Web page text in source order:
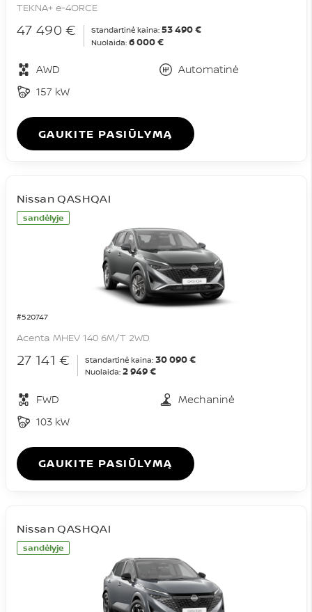
TEKNA+ e-4ORCE
47 490 € Standartinė kaina: 53 490 €
Nuolaida: 6 000 €
AWD
Automatinė
157 kW
GAUKITE PASIŪLYMĄ
sandėlyje
#520747
Nissan QASHQAI
Acenta MHEV 140 6M/T 2WD
27 141 € Standartinė kaina: 30 090 €
Nuolaida: 2 949 €
FWD
Mechaninė
103 kW
GAUKITE PASIŪLYMĄ
sandėlyje
Nissan QASHQAI